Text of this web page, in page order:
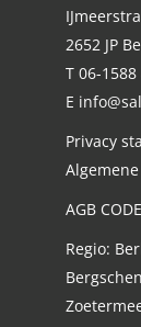
2652 JP
T 06-1588
E
Privacy
AGB
Regio: